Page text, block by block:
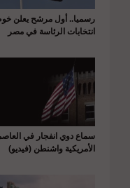
رسميا.. أول مرشح يعلن
انتخابات الرئاسة في مصر
سماع دوي انفجار في
الأمريكية واشنطن (فيديو)